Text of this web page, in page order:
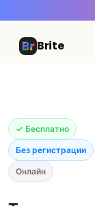
Brite
✓ Бесплатно
Без регистрации
Онлайн